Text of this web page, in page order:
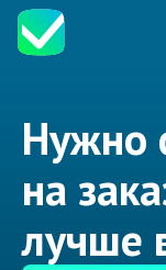
Нужно
на
лучше